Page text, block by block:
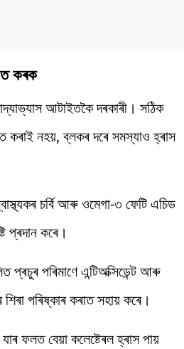
কৰক
আটাইতকৈ দৰকাৰী। সঠিক
কৰাই নহয়, ব্লকৰ দৰে সমস্যাও হ্ৰাস
চৰ্বি আৰু ওমেগা-৩ ফেটি এচিড
প্ৰদান কৰে।
পৰিমাণে এন্টিঅক্সিডেন্ট আৰু
পৰিষ্কাৰ কৰাত সহায় কৰে।
ফলত বেয়া কলেষ্টেৰল হ্ৰাস পায়